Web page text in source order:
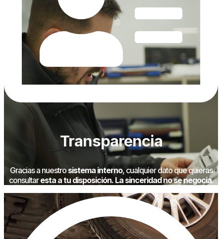
Transparencia
Gracias a nuestrosistema interno, cualquier dato que quieras
consultaresta a tu disposición. La sinceridad no se negocia.